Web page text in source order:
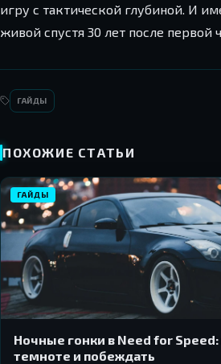
игру с тактической глубиной. И
живой спустя 30 лет после первой
ГАЙДЫ
ПОХОЖИЕ СТАТЬИ
ГАЙДЫ
Ночные гонки в Need for Speed:
темноте и побеждать